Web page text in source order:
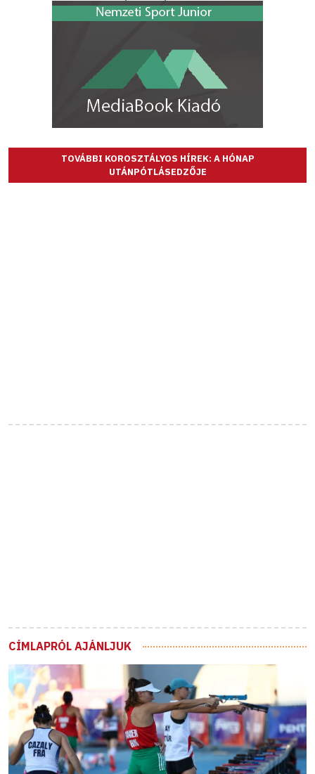
TOVÁBBI KOROSZTÁLYOS HÍREK: A HÓNAP
UTÁNPÓTLÁSEDZŐJE
CÍMLAPRÓL AJÁNLJUK